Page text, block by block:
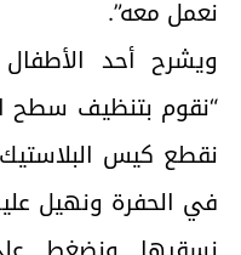
نعمل معه”.
ويشرح أحد
“نقوم بتنظيف سطح
نقطع كيس
في الحفرة ونهيل